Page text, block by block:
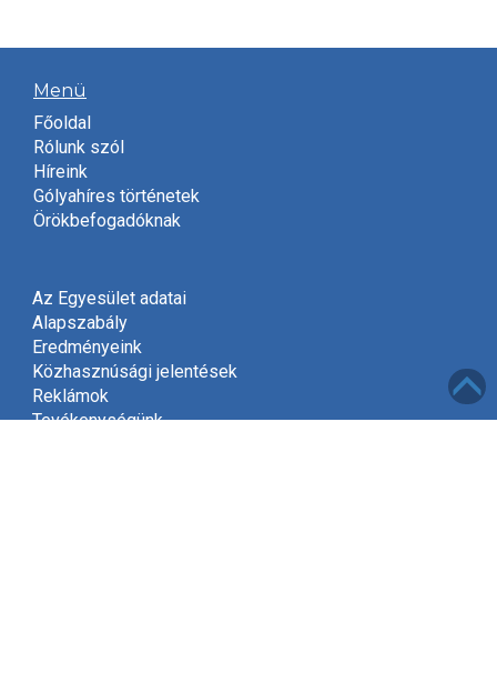
Menü
Főoldal
Rólunk szól
Híreink
Gólyahíres történetek
Örökbefogadóknak
Az Egyesület adatai
Alapszabály
Eredményeink
Közhasznúsági jelentések
Reklámok
Tevékenységünk